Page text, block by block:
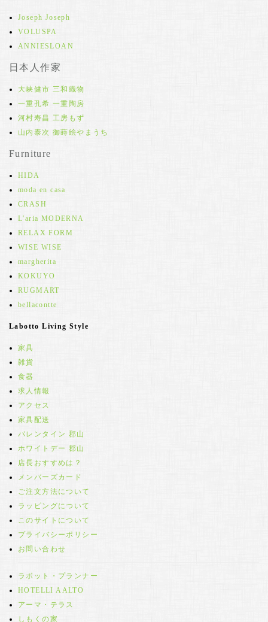
Joseph Joseph
VOLUSPA
ANNIESLOAN
日本人作家
大峡健市 三和織物
一重孔希 一重陶房
河村寿昌 工房もず
山内泰次 御蒔絵やまうち
Furniture
HIDA
moda en casa
CRASH
L'aria MODERNA
RELAX FORM
WISE WISE
margherita
KOKUYO
RUGMART
bellacontte
Labotto Living Style
家具
雑貨
食器
求人情報
アクセス
家具配送
バレンタイン 郡山
ホワイトデー 郡山
店長おすすめは？
メンバーズカード
ご注文方法について
ラッピングについて
このサイトについて
プライバシーポリシー
お問い合わせ
ラボット・プランナー
HOTELLI AALTO
アーマ・テラス
しもくの家